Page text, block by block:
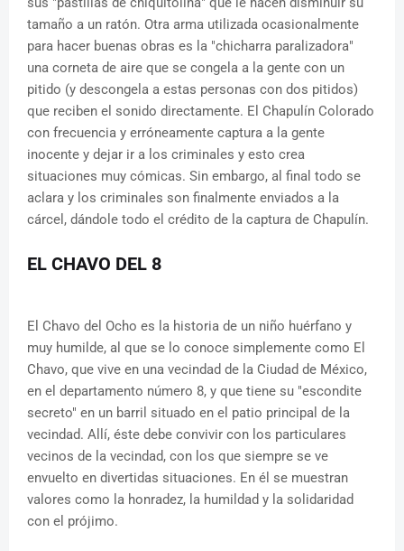
tamaño a un ratón. Otra arma utilizada ocasionalmente
para hacer buenas obras es la "chicharra paralizadora"
una corneta de aire que se congela a la gente con un
pitido (y descongela a estas personas con dos pitidos)
que reciben el sonido directamente. El Chapulín Colorado
con frecuencia y erróneamente captura a la gente
inocente y dejar ir a los criminales y esto crea
situaciones muy cómicas. Sin embargo, al final todo se
aclara y los criminales son finalmente enviados a la
cárcel, dándole todo el crédito de la captura de Chapulín.
EL CHAVO DEL 8
El Chavo del Ocho es la historia de un niño huérfano y
muy humilde, al que se lo conoce simplemente como El
Chavo, que vive en una vecindad de la Ciudad de México,
en el departamento número 8, y que tiene su "escondite
secreto" en un barril situado en el patio principal de la
vecindad. Allí, éste debe convivir con los particulares
vecinos de la vecindad, con los que siempre se ve
envuelto en divertidas situaciones. En él se muestran
valores como la honradez, la humildad y la solidaridad
con el prójimo.